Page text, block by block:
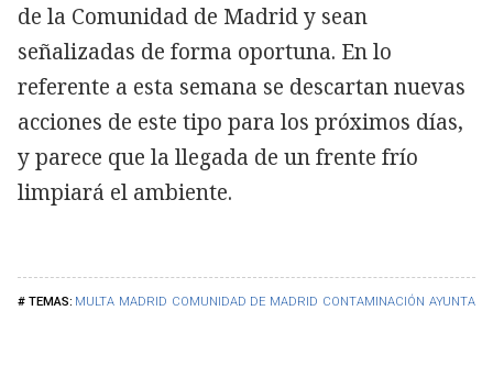
MULTA MADRID COMUNIDAD DE MADRID CONTAMINACIÓN
de la Comunidad de Madrid y sean
señalizadas de forma oportuna. En lo
referente a esta semana se descartan nuevas
acciones de este tipo para los próximos días,
y parece que la llegada de un frente frío
limpiará el ambiente.